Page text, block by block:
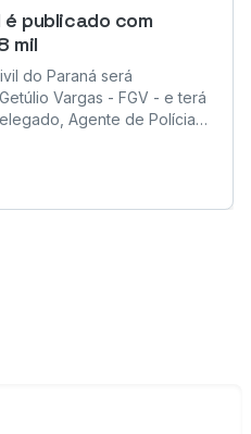
é publicado com
mil
do Paraná será
Vargas - FGV - e terá
Agente de Polícia
Paraná!